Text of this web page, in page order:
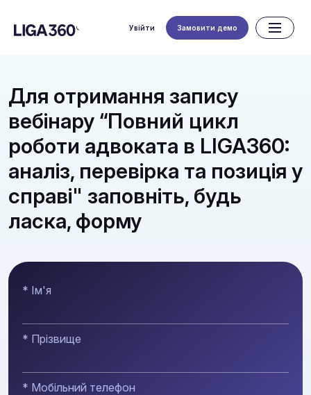
Увійти Замовити демо
Для отримання запису
вебінару “Повний цикл
роботи адвоката в LIGA360:
аналіз, перевірка та позиція у
справі" заповніть, будь
ласка, форму
* Ім'я
* Прізвище
* Мобільний телефон